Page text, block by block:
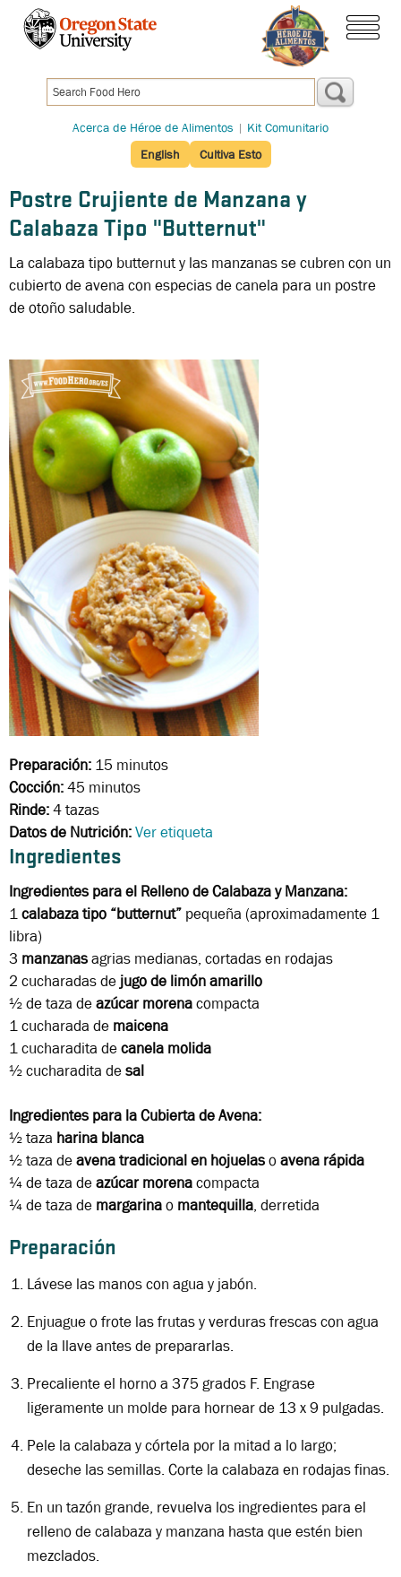
Pasar
principal
Acerca de Héroe de Alimentos | Kit Comunitario
English
Cultiva Esto
Postre Crujiente de Manzana y
Calabaza Tipo "Butternut"
La calabaza tipo butternut y las manzanas se cubren con un
cubierto de avena con especias de canela para un postre
de otoño saludable.
Preparación: 15 minutos
Cocción:45 minutos
Rinde:4 tazas
Datos de Nutrición:Ver etiqueta
Ingredientes
Ingredientes para el Relleno de Calabaza y Manzana:
1calabaza tipo “butternut” pequeña (aproximadamente 1
libra)
3 manzanasagrias medianas, cortadas en rodajas
2 cucharadasde jugo de limón amarillo
½ de taza deazúcar morenacompacta
1 cucharada de maicena
1 cucharadita decanela molida
½ cucharadita desal
Ingredientes para la Cubierta de Avena:
½ taza harina blanca
½ taza deavena tradicional en hojuelasoavena rápida
¼ de taza deazúcar morenacompacta
¼ de taza de margarinao mantequilla, derretida
Preparación
Lávese las manos con agua y jabón.
Enjuague o frote las frutas y verduras frescas con agua
de la llave antes de prepararlas.
Precaliente el horno a 375 grados F. Engrase
ligeramente un molde para hornear de 13 x 9 pulgadas.
Pele la calabaza y córtela por la mitad a lo largo;
deseche las semillas. Corte la calabaza en rodajas finas.
En un tazón grande, revuelva los ingredientes para el
relleno de calabaza y manzana hasta que estén bien
mezclados.